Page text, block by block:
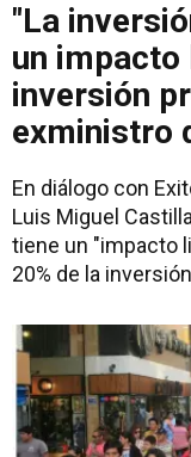
"La
un
inversión
exministro
En diálogo con
Luis Miguel
tiene un "impacto
20% de la